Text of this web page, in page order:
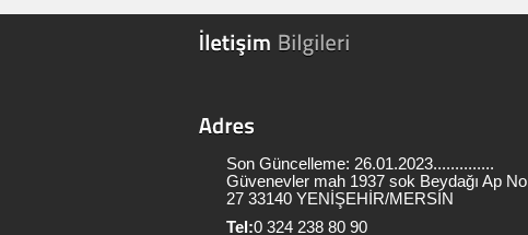
Son Güncelleme: 26.01.2023..............
Güvenevler mah 1937 sok Beydağı Ap No
27 33140 YENİŞEHİR/MERSİN
Tel:0 324 238 80 90